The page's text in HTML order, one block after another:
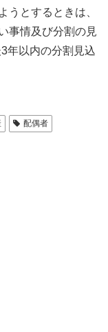
うとするときは、
事情及び分割の見
年以内の分割見込
配偶者